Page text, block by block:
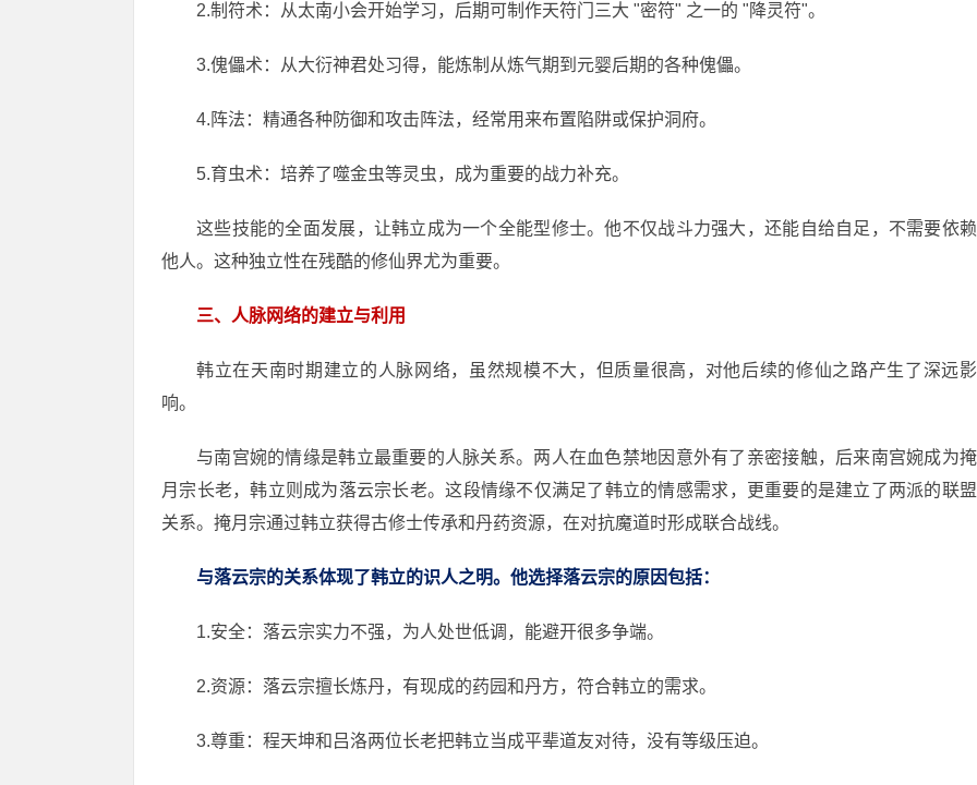
2.制符术：从太南小会开始学习，后期可制作天符门三大 "密符" 之一的 "降灵符"。
3.傀儡术：从大衍神君处习得，能炼制从炼气期到元婴后期的各种傀儡。
4.阵法：精通各种防御和攻击阵法，经常用来布置陷阱或保护洞府。
5.育虫术：培养了噬金虫等灵虫，成为重要的战力补充。
这些技能的全面发展，让韩立成为一个全能型修士。他不仅战斗力强大，还能自给自足，不需要依赖
他人。这种独立性在残酷的修仙界尤为重要。
三、人脉网络的建立与利用
韩立在天南时期建立的人脉网络，虽然规模不大，但质量很高，对他后续的修仙之路产生了深远影
响。
与南宫婉的情缘是韩立最重要的人脉关系。两人在血色禁地因意外有了亲密接触，后来南宫婉成为掩
月宗长老，韩立则成为落云宗长老。这段情缘不仅满足了韩立的情感需求，更重要的是建立了两派的联盟
关系。掩月宗通过韩立获得古修士传承和丹药资源，在对抗魔道时形成联合战线。
与落云宗的关系体现了韩立的识人之明。他选择落云宗的原因包括：
1.安全：落云宗实力不强，为人处世低调，能避开很多争端。
2.资源：落云宗擅长炼丹，有现成的药园和丹方，符合韩立的需求。
3.尊重：程天坤和吕洛两位长老把韩立当成平辈道友对待，没有等级压迫。